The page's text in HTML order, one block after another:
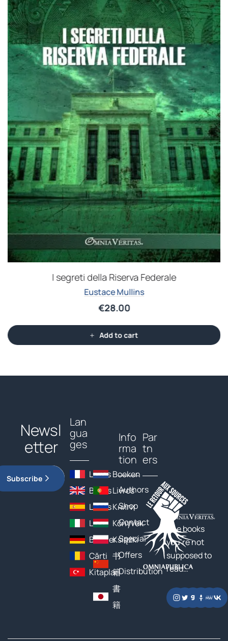
I segreti della Riserva Federale
Eustace Mullins
€28.00
Add to cart
Newsl
etter
Subscribe
Lan
gua
ges
Livres
Books
Libros
Libri
Bücher
Cărți
Kitaplar
Boeken
Livros
Книги
Könyvek
Książki
书
籍
書
籍
Info
rma
tion
Authors
Shop
Contact
Special
Offers
Distribution
Par
tn
ers
The books
you’re not
supposed to
read…